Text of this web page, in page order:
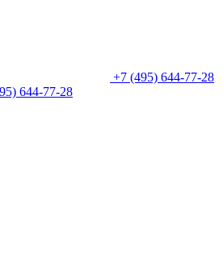
+7 (495) 644-77-28
644-77-28